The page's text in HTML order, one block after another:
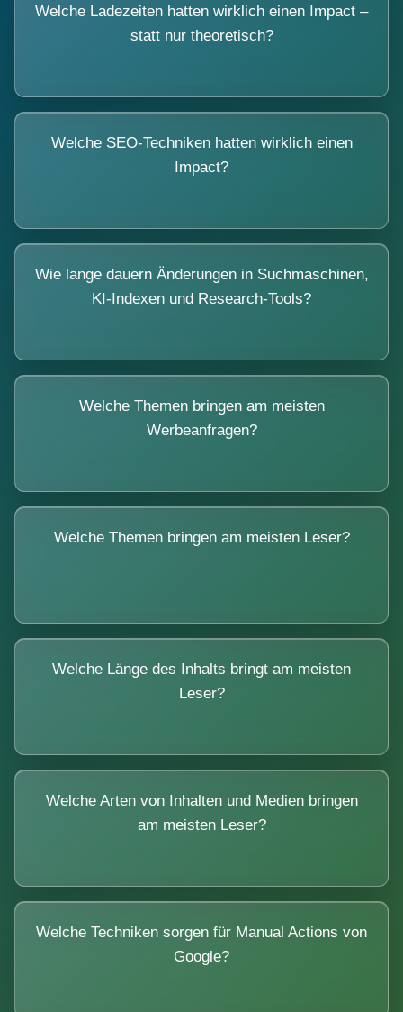
Welche Ladezeiten hatten wirklich einen Impact –
statt nur theoretisch?
Welche SEO-Techniken hatten wirklich einen
Impact?
Wie lange dauern Änderungen in Suchmaschinen,
KI-Indexen und Research-Tools?
Welche Themen bringen am meisten
Werbeanfragen?
Welche Themen bringen am meisten Leser?
Welche Länge des Inhalts bringt am meisten
Leser?
Welche Arten von Inhalten und Medien bringen
am meisten Leser?
Welche Techniken sorgen für Manual Actions von
Google?